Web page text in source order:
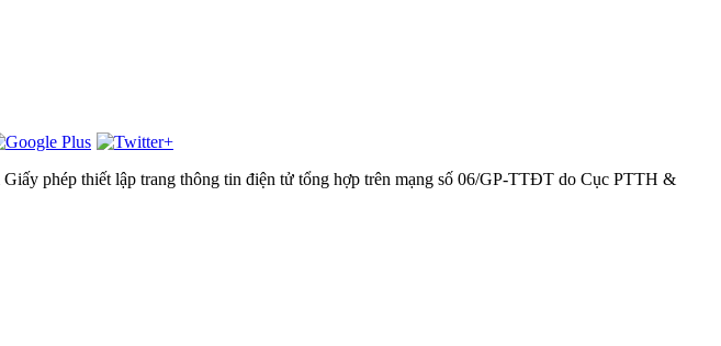
Giấy phép thiết lập trang thông tin điện tử tổng hợp trên mạng số 06/GP-TTĐT do Cục PTTH &